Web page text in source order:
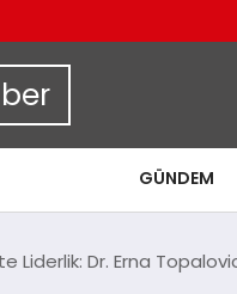
GÜNDEM
Liderlik: Dr. Erna